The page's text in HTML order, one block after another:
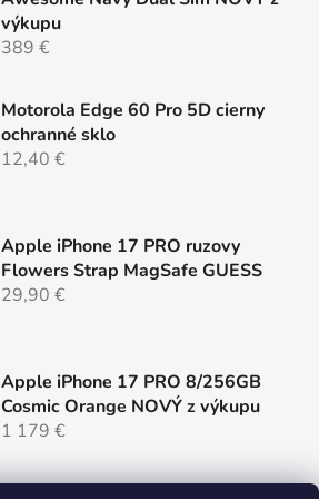
p
výkupu
389 €
Motorola Edge 60 Pro 5D cierny
ochranné sklo
12,40 €
Apple iPhone 17 PRO ruzovy
Flowers Strap MagSafe GUESS
29,90 €
Apple iPhone 17 PRO 8/256GB
Cosmic Orange NOVÝ z výkupu
1 179 €